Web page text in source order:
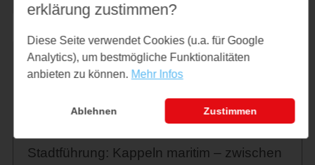
Mo. 10.08.2026, 15:00 Uhr - 16:30 Uhr
Stadtführung: Kappeln Maritim -
zwischen Hafenromantik und
Stadtführung: Kappeln maritim – zwischen
erklärung zustimmen?
Diese Seite verwendet Cookies (u.a. für Google
Analytics), um bestmögliche Funktionalitäten
anbieten zu können. Mehr Infos
Ablehnen Zustimmen